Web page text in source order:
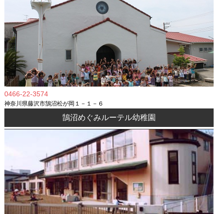
0466-22-3574
神奈川県藤沢市鵠沼松が岡１－１－６
鵠沼めぐみルーテル幼稚園